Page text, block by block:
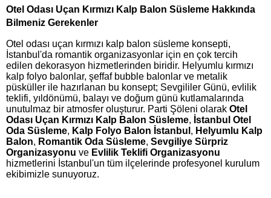
Otel Odası Uçan Kırmızı Kalp Balon Süsleme Hakkında
Bilmeniz Gerekenler
Otel odası uçan kırmızı kalp balon süsleme konsepti,
İstanbul'da romantik organizasyonlar için en çok tercih
edilen dekorasyon hizmetlerinden biridir. Helyumlu kırmızı
kalp folyo balonlar, şeffaf bubble balonlar ve metalik
püsküller ile hazırlanan bu konsept; Sevgililer Günü, evlilik
teklifi, yıldönümü, balayı ve doğum günü kutlamalarında
unutulmaz bir atmosfer oluşturur. Parti Şöleni olarak Otel
Odası Uçan Kırmızı Kalp Balon Süsleme, İstanbul Otel
Oda Süsleme, Kalp Folyo Balon İstanbul , Helyumlu Kalp
Balon, Romantik Oda Süsleme, Sevgiliye Sürpriz
Organizasyonu ve Evlilik Teklifi Organizasyonu
hizmetlerini İstanbul'un tüm ilçelerinde profesyonel kurulum
ekibimizle sunuyoruz.